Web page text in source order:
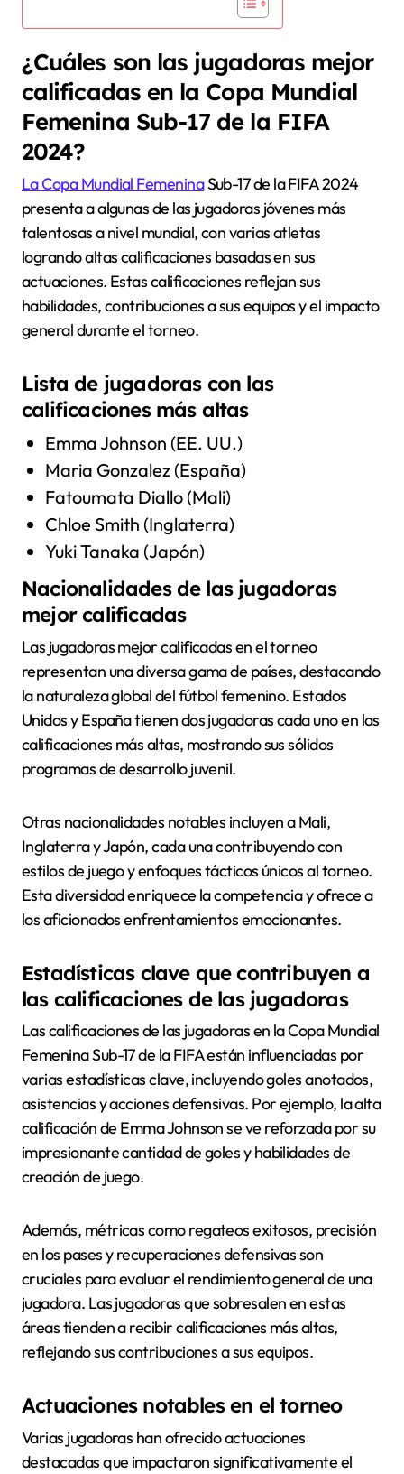
¿Cuáles son las jugadoras mejor
calificadas en la Copa Mundial
Femenina Sub-17 de la FIFA
2024?
La Copa Mundial FemeninaSub-17 de la FIFA 2024
presenta a algunas de las jugadoras jóvenes más
talentosas a nivel mundial, con varias atletas
logrando altas calificaciones basadas en sus
actuaciones. Estas calificaciones reflejan sus
habilidades, contribuciones a sus equipos y el impacto
general durante el torneo.
Lista de jugadoras con las
calificaciones más altas
Emma Johnson (EE. UU.)
Maria Gonzalez (España)
Fatoumata Diallo (Mali)
Chloe Smith (Inglaterra)
Yuki Tanaka (Japón)
Nacionalidades de las jugadoras
mejor calificadas
Las jugadoras mejor calificadas en el torneo
representan una diversa gama de países, destacando
la naturaleza global del fútbol femenino. Estados
Unidos y España tienen dos jugadoras cada uno en las
calificaciones más altas, mostrando sus sólidos
programas de desarrollo juvenil.
Otras nacionalidades notables incluyen a Mali,
Inglaterra y Japón, cada una contribuyendo con
estilos de juego y enfoques tácticos únicos al torneo.
Esta diversidad enriquece la competencia y ofrece a
los aficionados enfrentamientos emocionantes.
Estadísticas clave que contribuyen a
las calificaciones de las jugadoras
Las calificaciones de las jugadoras en la Copa Mundial
Femenina Sub-17 de la FIFA están influenciadas por
varias estadísticas clave, incluyendo goles anotados,
asistencias y acciones defensivas. Por ejemplo, la alta
calificación de Emma Johnson se ve reforzada por su
impresionante cantidad de goles y habilidades de
creación de juego.
Además, métricas como regateos exitosos, precisión
en los pases y recuperaciones defensivas son
cruciales para evaluar el rendimiento general de una
jugadora. Las jugadoras que sobresalen en estas
áreas tienden a recibir calificaciones más altas,
reflejando sus contribuciones a sus equipos.
Actuaciones notables en el torneo
Varias jugadoras han ofrecido actuaciones
destacadas que impactaron significativamente el